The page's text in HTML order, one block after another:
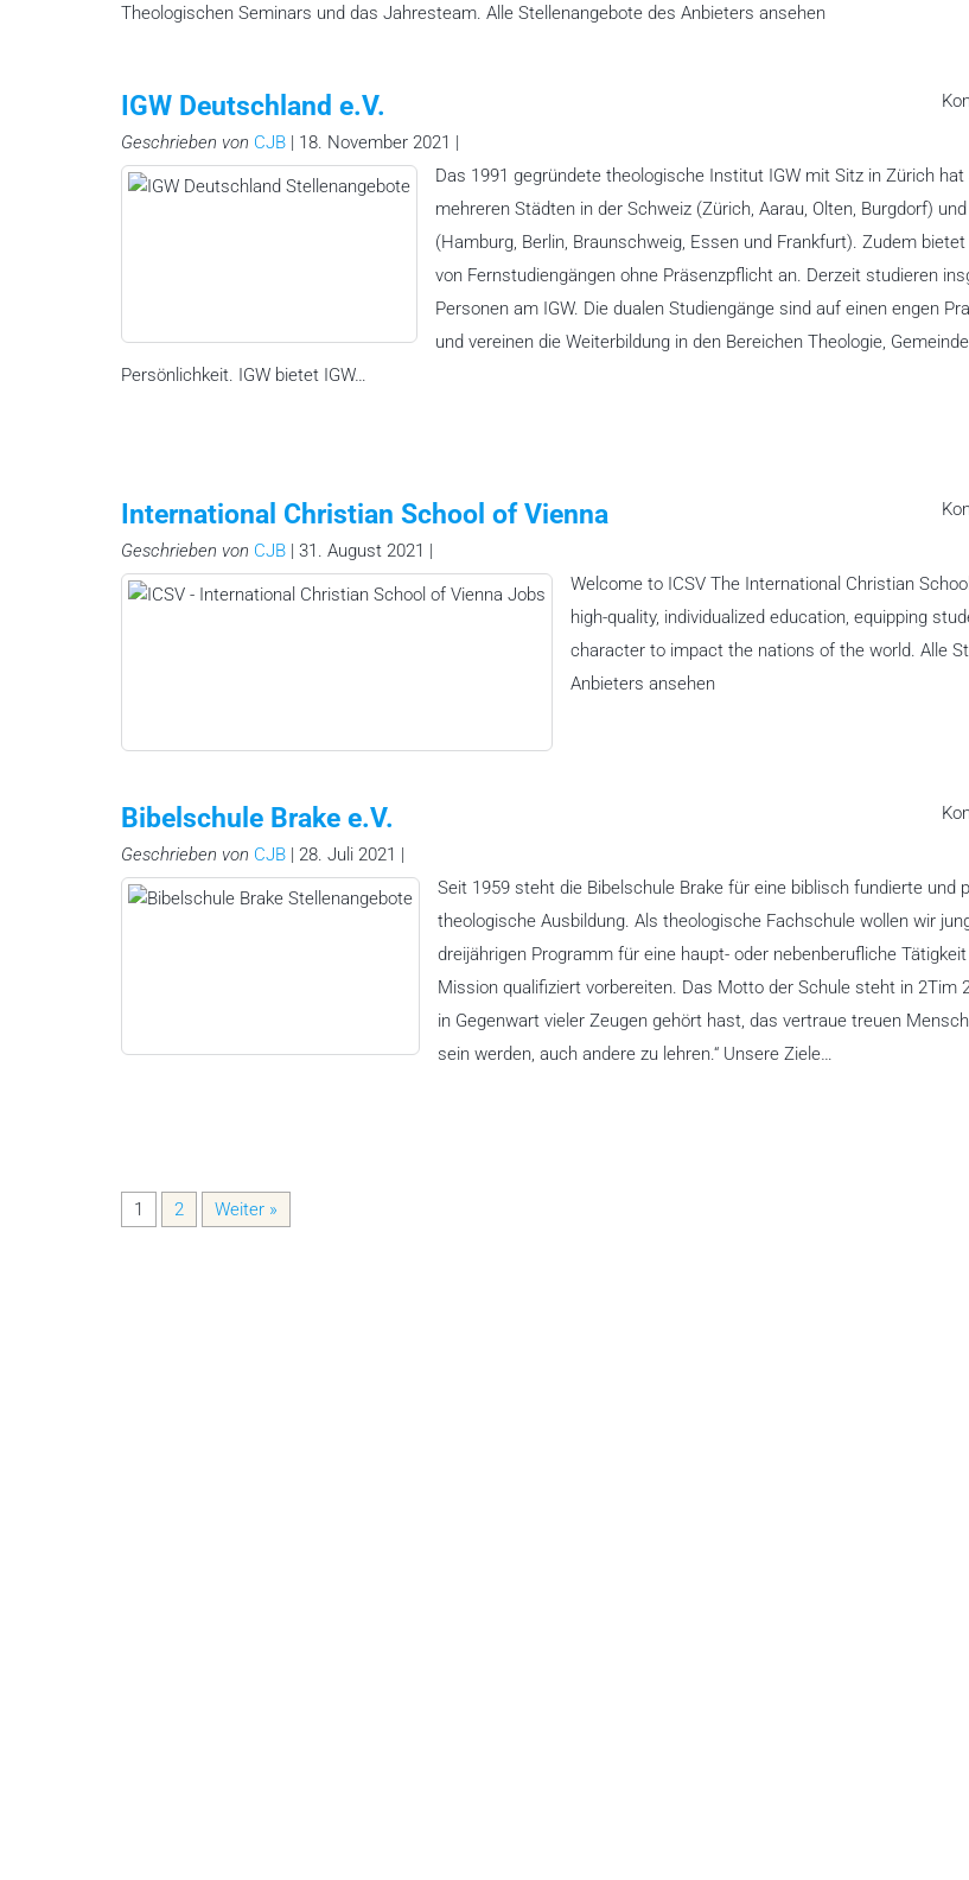
Theologischen Seminars und das Jahresteam. Alle Stellenangebote des Anbieters ansehen
IGW Deutschland e.V.
Geschrieben von CJB | 18. November 2021 |
Das 1991 gegründete theologische Institut IGW mit Sitz in Zürich
mehreren Städten in der Schweiz (Zürich, Aarau, Olten, Burgdorf)
(Hamburg, Berlin, Braunschweig, Essen und Frankfurt). Zudem bietet
von Fernstudiengängen ohne Präsenzpflicht an. Derzeit studieren
Personen am IGW. Die dualen Studiengänge sind auf einen engen
und vereinen die Weiterbildung in den Bereichen Theologie,
Persönlichkeit. IGW bietet IGW…
International Christian School of Vienna
Geschrieben von CJB | 31. August 2021 |
Welcome to ICSV The International Christian
high-quality, individualized education, equipping
character to impact the nations of the world. Alle
Anbieters ansehen
Bibelschule Brake e.V.
Geschrieben von CJB | 28. Juli 2021 |
Seit 1959 steht die Bibelschule Brake für eine biblisch fundierte und
theologische Ausbildung. Als theologische Fachschule wollen wir
dreijährigen Programm für eine haupt- oder nebenberufliche
Mission qualifiziert vorbereiten. Das Motto der Schule steht in 2Tim
in Gegenwart vieler Zeugen gehört hast, das vertraue treuen
sein werden, auch andere zu lehren.“ Unsere Ziele…
1 2 Weiter »